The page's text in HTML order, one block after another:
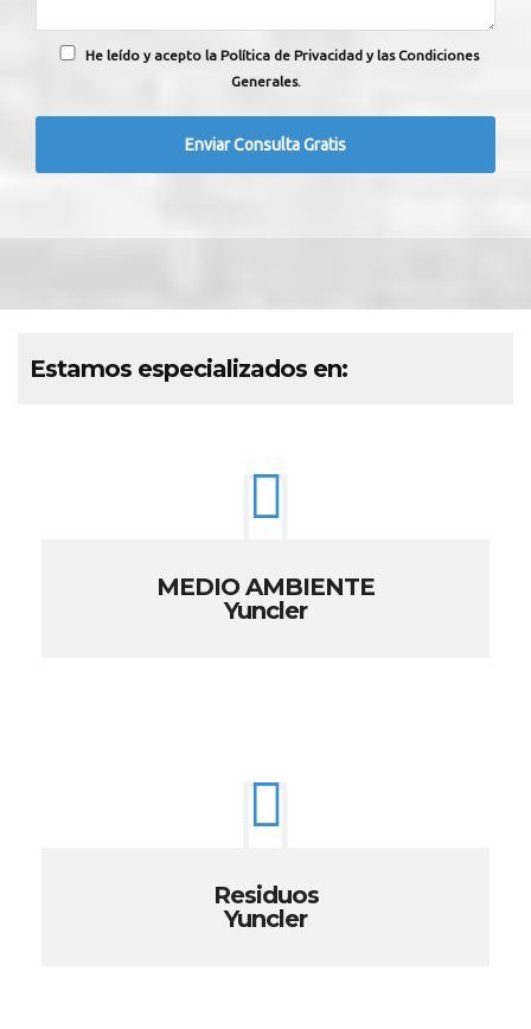
He leído y acepto la Política de Privacidad y las Condiciones
Generales.
Estamos especializados en:
MEDIO AMBIENTE
Yuncler
Residuos
Yuncler